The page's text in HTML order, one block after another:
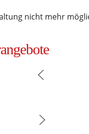
nicht mehr